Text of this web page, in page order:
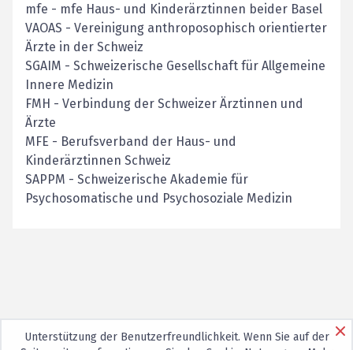
mfe - mfe Haus- und Kinderärztinnen beider Basel
VAOAS - Vereinigung anthroposophisch orientierter
Ärzte in der Schweiz
SGAIM - Schweizerische Gesellschaft für Allgemeine
Innere Medizin
FMH - Verbindung der Schweizer Ärztinnen und
Ärzte
MFE - Berufsverband der Haus- und
Kinderärztinnen Schweiz
SAPPM - Schweizerische Akademie für
Psychosomatische und Psychosoziale Medizin
Unterstützung der Benutzerfreundlichkeit. Wenn Sie auf der